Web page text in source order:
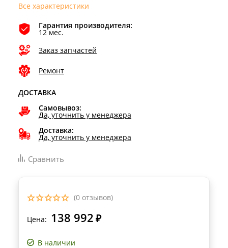
Все характеристики
Гарантия производителя:
12 мес.
Заказ запчастей
Ремонт
ДОСТАВКА
Самовывоз:
Да, уточнить у менеджера
Доставка:
Да, уточнить у менеджера
Сравнить
(0 отзывов)
Цена: 138 992 ₽
В наличии